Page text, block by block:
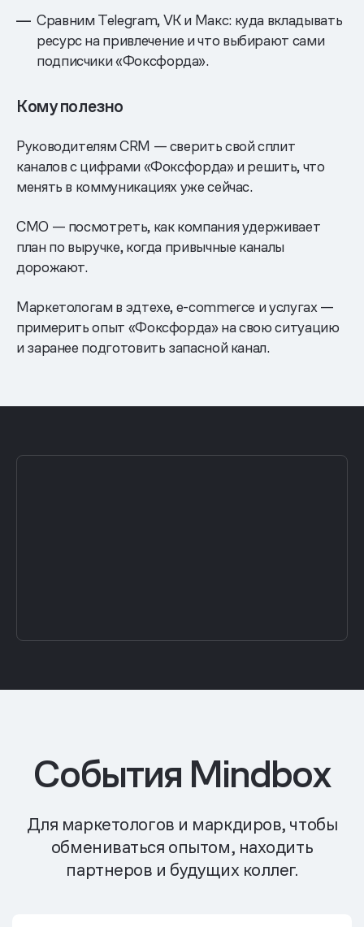
Сравним Telegram, VK и Макс: куда вкладывать
ресурс на привлечение и что выбирают сами
подписчики «Фоксфорда».
Кому полезно
Руководителям CRM — сверить свой сплит
каналов с цифрами «Фоксфорда» и решить, что
менять в коммуникациях уже сейчас.
CMO — посмотреть, как компания удерживает
план по выручке, когда привычные каналы
дорожают.
Маркетологам в эдтехе, e-commerce и услугах —
примерить опыт «Фоксфорда» на свою ситуацию
и заранее подготовить запасной канал.
События Mindbox
Для маркетологов и маркдиров, чтобы
обмениваться опытом, находить
партнеров и будущих коллег.